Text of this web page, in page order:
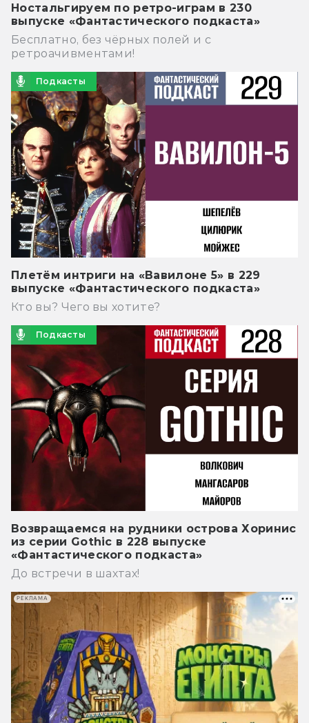
Ностальгируем по ретро-играм в 230
выпуске «Фантастического подкаста»
Бесплатно, без чёрных полей и с
ретроачивментами!
Подкасты
Плетём интриги на «Вавилоне 5» в 229
выпуске «Фантастического подкаста»
Кто вы? Чего вы хотите?
Подкасты
Возвращаемся на рудники острова Хоринис
из серии Gothic в 228 выпуске
«Фантастического подкаста»
До встречи в шахтах!
РЕКЛАМА